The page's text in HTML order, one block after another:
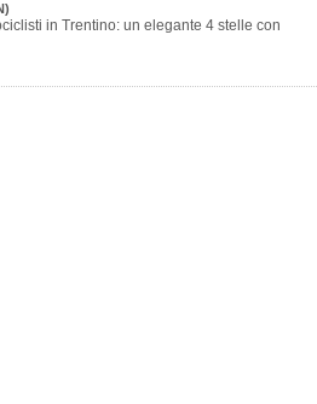
in Trentino: un elegante 4 stelle con